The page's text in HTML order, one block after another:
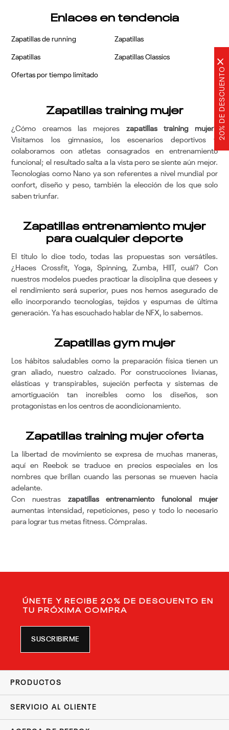
20% DE DESCUENTO
×
Enlaces en tendencia
Zapatillas de running Zapatillas
Zapatillas Zapatillas Classics
Ofertas por tiempo limitado
Zapatillas training mujer
¿Cómo creamos las mejores zapatillas training mujer?
Visitamos los gimnasios, los escenarios deportivos y
colaboramos con atletas consagrados en entrenamiento
funcional; el resultado salta a la vista pero se siente aún mejor.
Tecnologías como Nano ya son referentes a nivel mundial por
confort, diseño y peso, también la elección de los que solo
saben triunfar.
Zapatillas entrenamiento mujer
para cualquier deporte
El título lo dice todo, todas las propuestas son versátiles.
¿Haces Crossfit, Yoga, Spinning, Zumba, HIIT, cuál? Con
nuestros modelos puedes practicar la disciplina que desees y
el rendimiento será superior, pues nos hemos asegurado de
ello incorporando tecnologías, tejidos y espumas de última
generación. Ya has escuchado hablar de NFX, lo sabemos.
Zapatillas gym mujer
Los hábitos saludables como la preparación física tienen un
gran aliado, nuestro calzado. Por construcciones livianas,
elásticas y transpirables, sujeción perfecta y sistemas de
amortiguación tan increíbles como los diseños, son
protagonistas en los centros de acondicionamiento.
Zapatillas training mujer oferta
La libertad de movimiento se expresa de muchas maneras,
aquí en Reebok se traduce en precios especiales en los
nombres que brillan cuando las personas se mueven hacia
adelante.
Con nuestras zapatillas entrenamiento funcional mujer
aumentas intensidad, repeticiones, peso y todo lo necesario
para lograr tus metas fitness. Cómpralas.
ÚNETE Y RECIBE 20% DE DESCUENTO EN
TU PRÓXIMA COMPRA
SUSCRIBIRME
PRODUCTOS
SERVICIO AL CLIENTE